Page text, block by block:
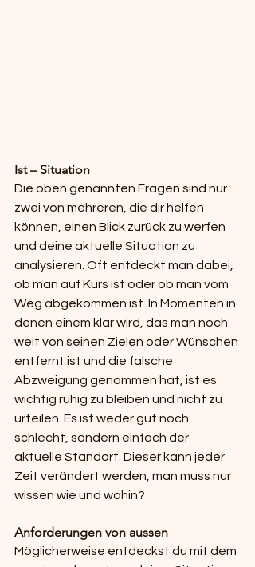
Ist – Situation
Die oben genannten Fragen sind nur
zwei von mehreren, die dir helfen
können, einen Blick zurück zu werfen
und deine aktuelle Situation zu
analysieren. Oft entdeckt man dabei,
ob man auf Kurs ist oder ob man vom
Weg abgekommen ist. In Momenten in
denen einem klar wird, das man noch
weit von seinen Zielen oder Wünschen
entfernt ist und die falsche
Abzweigung genommen hat, ist es
wichtig ruhig zu bleiben und nicht zu
urteilen. Es ist weder gut noch
schlecht, sondern einfach der
aktuelle Standort. Dieser kann jeder
Zeit verändert werden, man muss nur
wissen wie und wohin?
Anforderungen von aussen
Möglicherweise entdeckst du mit dem